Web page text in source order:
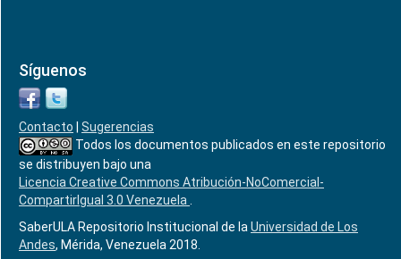
Síguenos
Contacto
Sugerencias
Todos los documentos publicados en este repositorio
se distribuyen bajo una
Licencia Creative Commons Atribución-NoComercial-
CompartirIgual 3.0 Venezuela
SaberULA Repositorio Institucional de la Universidad de Los
Andes, Mérida, Venezuela 2018.